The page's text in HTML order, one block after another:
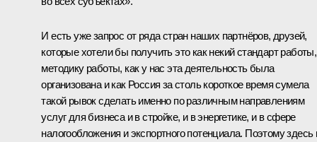
И есть уже запрос от ряда стран наших партнёров, друзей,
которые хотели бы получить это как некий стандарт работы,
методику работы, как у нас эта деятельность была
организована и как Россия за столь короткое время сумела
такой рывок сделать именно по различным направлениям
услуг для бизнеса и в стройке, и в энергетике, и в сфере
налогообложения и экспортного потенциала. Поэтому